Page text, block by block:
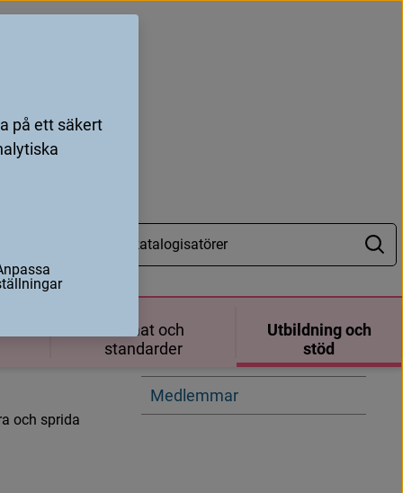
Format och
standarder
Utbildning och
stöd
a och sprida
Nätverkets uppdrag
Arbetssätt
Medlemmar
på ett säkert